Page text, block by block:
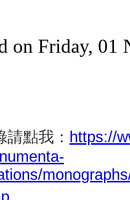
on Friday, 01
點我： https://